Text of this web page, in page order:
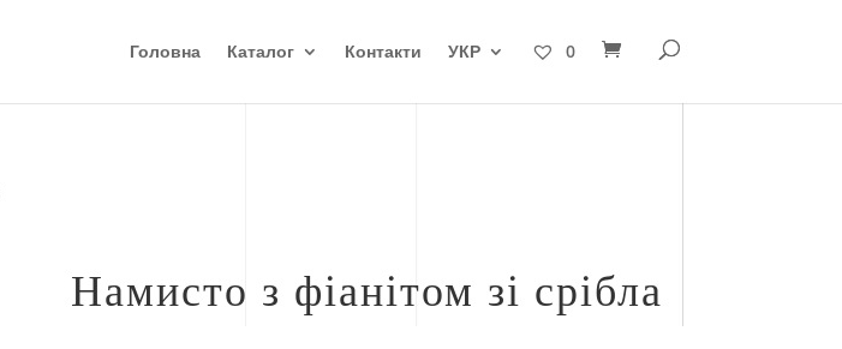
Головна Каталог Контакти УКР 0
Намисто з фіанітом зі срібла